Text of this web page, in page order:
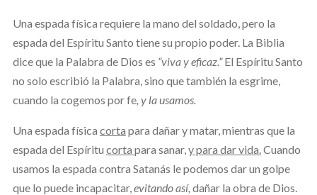
Una espada física requiere la mano del soldado, pero la
espada del Espíritu Santo tiene su propio poder. La Biblia
dice que la Palabra de Dios es “viva y eficaz.”El Espíritu Santo
no solo escribió la Palabra, sino que también la esgrime,
cuando la cogemos por fe, y la usamos.
Una espada física corta para dañar y matar, mientras que la
espada del Espíritu corta para sanar,y para dar vida.Cuando
usamos la espada contra Satanás le podemos dar un golpe
que lo puede incapacitar,evitando así, dañar la obra de Dios.